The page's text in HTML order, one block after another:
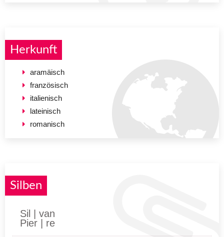
Herkunft
aramäisch
französisch
italienisch
lateinisch
romanisch
Silben
Sil | van
Pier | re